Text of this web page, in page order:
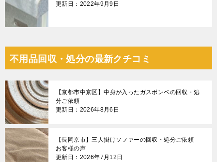
更新日：2022年9月9日
不用品回収・処分の最新クチコミ
【京都市中京区】中身が入ったガスボンベの回収・処
分ご依頼
更新日：2026年8月6日
【長岡京市】三人掛けソファーの回収・処分ご依頼
お客様の声
更新日：2026年7月12日